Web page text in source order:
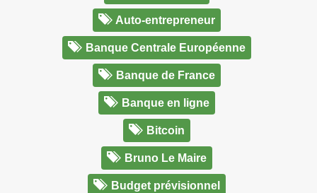
Auto-entrepreneur
Banque Centrale Européenne
Banque de France
Banque en ligne
Bitcoin
Bruno Le Maire
Budget prévisionnel